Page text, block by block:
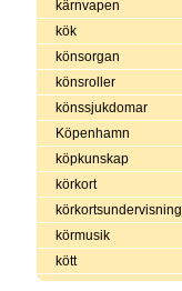
kärnvapen
kök
könsorgan
könsroller
könssjukdomar
Köpenhamn
köpkunskap
körkort
körkortsundervisning
körmusik
kött